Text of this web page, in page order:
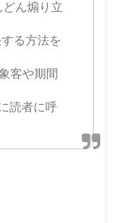
ん煽り立
る方法を
客や期間
読者に呼